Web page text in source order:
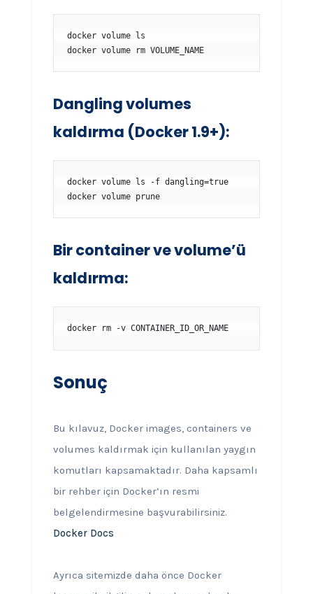
docker volume ls
docker volume rm VOLUME_NAME
Dangling volumes
kaldırma (Docker 1.9+):
docker volume ls -f dangling=true
docker volume prune
Bir container ve volume’ü
kaldırma:
docker rm -v CONTAINER_ID_OR_NAME
Sonuç
Bu kılavuz, Docker images, containers ve
volumes kaldırmak için kullanılan yaygın
komutları kapsamaktadır. Daha kapsamlı
bir rehber için Docker’ın resmi
belgelendirmesine başvurabilirsiniz.
Docker Docs
Ayrıca sitemizde daha önce Docker